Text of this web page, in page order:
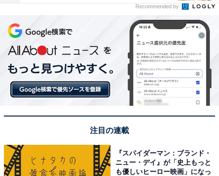
第1位：東京大学（455票）
第1位は「東京大学」でした。1877年に創設され、東京
都文京区に拠点を置く歴史ある国立大学です。「THE世
界大学ランキング2023」では総合39位にランクイン。日
本はもちろん、海外での評価も高くなっています。
Recommended by
注目の連載
『スパイダーマン：ブランド・
ニュー・デイ』が「史上もっと
も優しいヒーロー映画」になっ